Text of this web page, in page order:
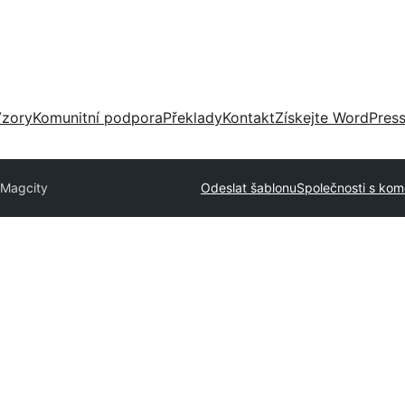
Komunitní podporaPřekladyKontaktZískejte WordPress
Magcity Odeslat šablonuSpolečnosti s